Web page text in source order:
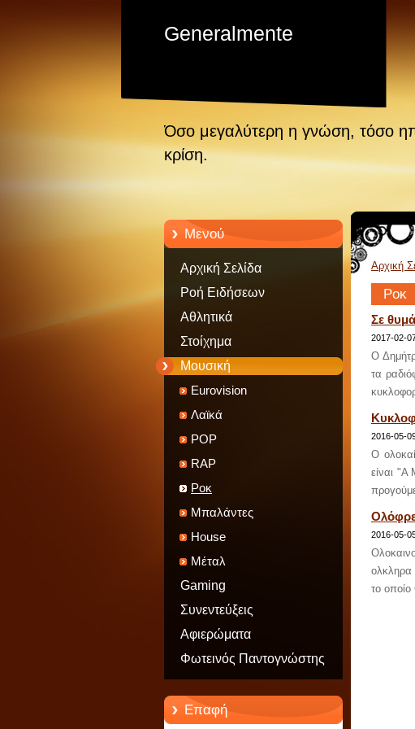
Generalmente
Όσο μεγαλύτερη η γνώση, τόσο
κρίση.
Μενού
Αρχική Σελίδα
Ροή Ειδήσεων
Αθλητικά
Στοίχημα
Μουσική
Eurovision
Λαϊκά
POP
RAP
Ροκ
Μπαλάντες
House
Μέταλ
Gaming
Συνεντεύξεις
Αφιερώματα
Φωτεινός Παντογνώστης
Επαφή
Αρχική
Ροκ
Σε
2017-02-
Ο
τα
2016-05-
Ο
είναι
2016-05-
ολκληρα
το